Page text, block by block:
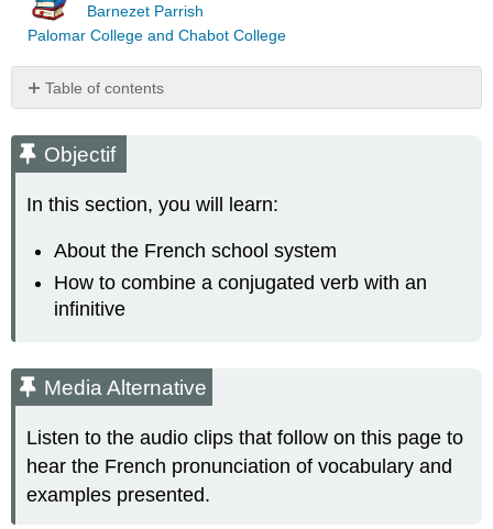
Barnezet Parrish
Palomar College and Chabot College
Table of contents
Media
Alternative
étudie
études
Ressources supplémentaires
On
pratique! (Practice
not
graded)
Activité
Objectif
In this section, you will learn:
About the French school system
How to combine a conjugated verb with an
infinitive
Media Alternative
Listen to the audio clips that follow on this page to
hear the French pronunciation of vocabulary and
examples presented.